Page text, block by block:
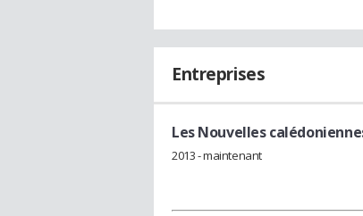
Entreprises
Les Nouvelles
2013 - maintenant